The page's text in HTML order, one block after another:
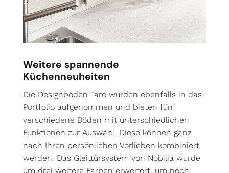
Weitere spannende
Küchenneuheiten
Die Designböden Taro wurden ebenfalls in das
Portfolio aufgenommen und bieten fünf
verschiedene Böden mit unterschiedlichen
Funktionen zur Auswahl. Diese können ganz
nach Ihren persönlichen Vorlieben kombiniert
werden. Das Gleittürsystem von Nobilia wurde
um drei weitere Farben erweitert, um noch